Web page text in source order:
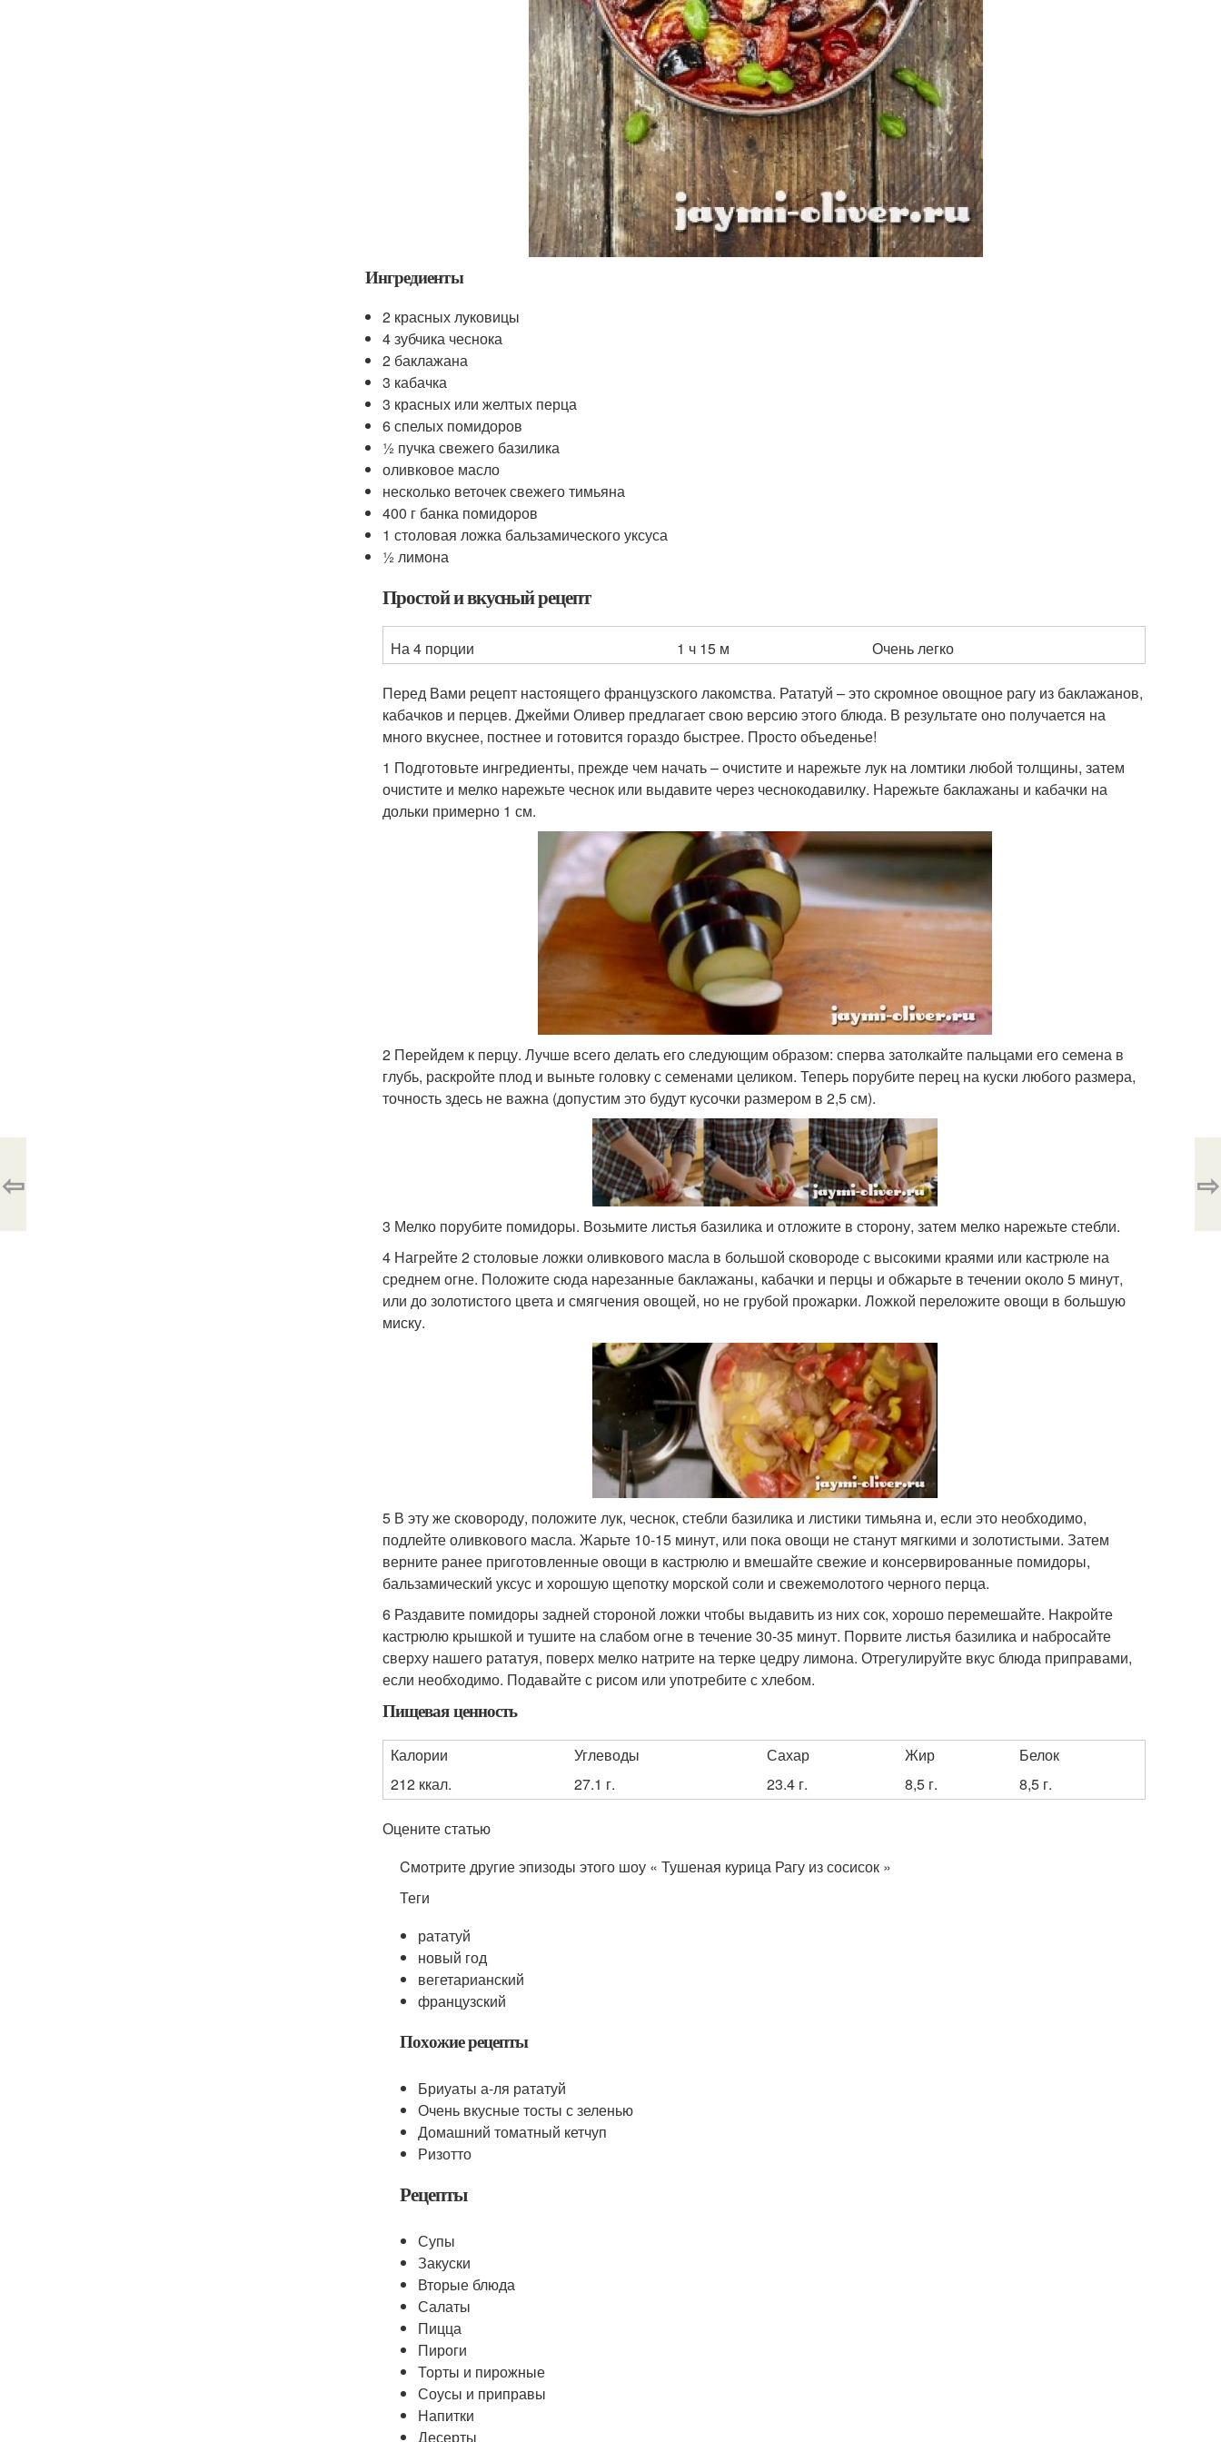
Ингредиенты
2 красных луковицы
4 зубчика чеснока
2 баклажана
3 кабачка
3 красных или желтых перца
6 спелых помидоров
½ пучка свежего базилика
оливковое масло
несколько веточек свежего тимьяна
400 г банка помидоров
1 столовая ложка бальзамического уксуса
½ лимона
Простой и вкусный рецепт
На 4 порции 1 ч 15 м Очень легко
Перед Вами рецепт настоящего французского лакомства. Рататуй – это скромное овощное рагу из баклажанов,
кабачков и перцев. Джейми Оливер предлагает свою версию этого блюда. В результате оно получается на
много вкуснее, постнее и готовится гораздо быстрее. Просто объеденье!
1 Подготовьте ингредиенты, прежде чем начать – очистите и нарежьте лук на ломтики любой толщины, затем
очистите и мелко нарежьте чеснок или выдавите через чеснокодавилку. Нарежьте баклажаны и кабачки на
дольки примерно 1 см.
2 Перейдем к перцу. Лучше всего делать его следующим образом: сперва затолкайте пальцами его семена в
глубь, раскройте плод и выньте головку с семенами целиком. Теперь порубите перец на куски любого размера,
точность здесь не важна (допустим это будут кусочки размером в 2,5 см).
3 Мелко порубите помидоры. Возьмите листья базилика и отложите в сторону, затем мелко нарежьте стебли.
4 Нагрейте 2 столовые ложки оливкового масла в большой сковороде с высокими краями или кастрюле на
среднем огне. Положите сюда нарезанные баклажаны, кабачки и перцы и обжарьте в течении около 5 минут,
или до золотистого цвета и смягчения овощей, но не грубой прожарки. Ложкой переложите овощи в большую
миску.
5 В эту же сковороду, положите лук, чеснок, стебли базилика и листики тимьяна и, если это необходимо,
подлейте оливкового масла. Жарьте 10-15 минут, или пока овощи не станут мягкими и золотистыми. Затем
верните ранее приготовленные овощи в кастрюлю и вмешайте свежие и консервированные помидоры,
бальзамический уксус и хорошую щепотку морской соли и свежемолотого черного перца.
6 Раздавите помидоры задней стороной ложки чтобы выдавить из них сок, хорошо перемешайте. Накройте
кастрюлю крышкой и тушите на слабом огне в течение 30-35 минут. Порвите листья базилика и набросайте
сверху нашего рататуя, поверх мелко натрите на терке цедру лимона. Отрегулируйте вкус блюда приправами,
если необходимо. Подавайте с рисом или употребите с хлебом.
Пищевая ценность
Калории Углеводы Сахар Жир
Белок
212 ккал.
27.1 г. 23.4 г. 8,5 г. 8,5 г.
Оцените статью
Cмотрите другие эпизоды этого шоу « Тушеная курица Рагу из сосисок »
Теги
рататуй
новый год
вегетарианский
французский
Похожие рецепты
Бриуаты а-ля рататуй
Очень вкусные тосты с зеленью
Домашний томатный кетчуп
Ризотто
Рецепты
Супы
Закуски
Вторые блюда
Салаты
Пицца
Пироги
Торты и пирожные
Соусы и приправы
Напитки
Десерты
⇦ ⇨